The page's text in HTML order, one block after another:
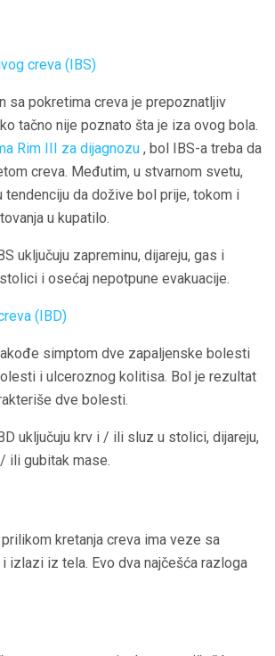
creva (IBS)
sa pokretima creva je prepoznatljiv
tačno nije poznato šta je iza ovog bola.
Rim III za dijagnozu , bol IBS-a treba da
creva. Međutim, u stvarnom svetu,
tendenciju da dožive bol prije, tokom i
u kupatilo.
uključuju zapreminu, dijareju, gas i
i osećaj nepotpune evakuacije.
(IBD)
simptom dve zapaljenske bolesti
i ulceroznog kolitisa. Bol je rezultat
dve bolesti.
uključuju krv i / ili sluz u stolici, dijareju,
ili gubitak mase.
kretanja creva ima veze sa
izlazi iz tela. Evo dva najčešća razloga